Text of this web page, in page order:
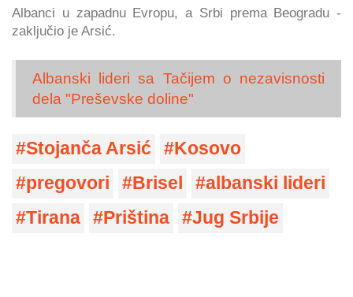
Albanci u zapadnu Evropu, a Srbi prema Beogradu -
zaključio je Arsić.
Albanski lideri sa Tačijem o nezavisnosti
dela "Preševske doline"
Stojanča Arsić
Kosovo
pregovori
Brisel
albanski lideri
Tirana
Priština Jug Srbije